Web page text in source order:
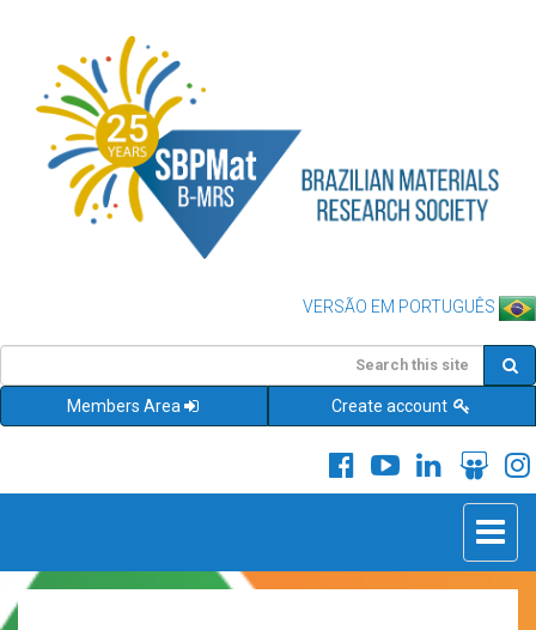
VERSÃO EM PORTUGUÊS
Members Area Create account
Toggle